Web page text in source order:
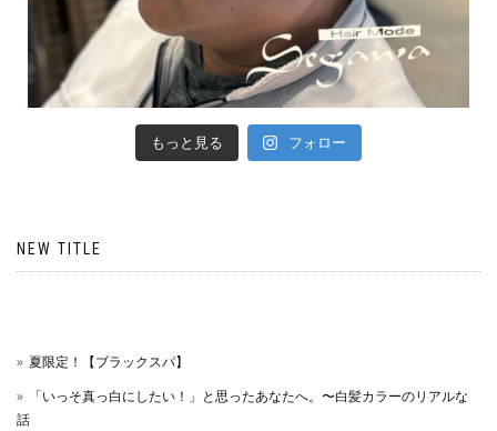
もっと見る フォロー
NEW TITLE
夏限定！【ブラックスパ】
「いっそ真っ白にしたい！」と思ったあなたへ。〜白髪カラーのリアルな
話